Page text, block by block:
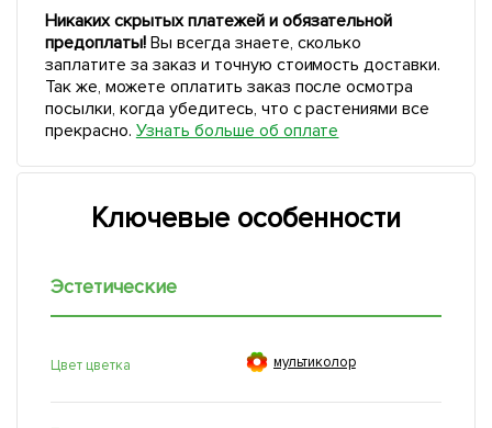
Никаких скрытых платежей и обязательной
предоплаты!Вы всегда знаете, сколько
заплатите за заказ и точную стоимость доставки.
Так же, можете оплатить заказ после осмотра
посылки, когда убедитесь, что с растениями все
прекрасно. Узнать больше об оплате
Ключевые особенности
Эстетические
Цвет цветка  мультиколор